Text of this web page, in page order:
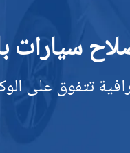
سيارات
تتفوق على